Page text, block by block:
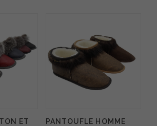
ET
PANTOUFLE HOMME